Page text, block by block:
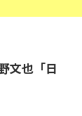
文也「日